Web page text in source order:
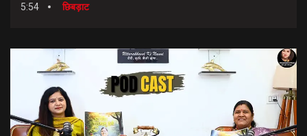
5:54 छिबड़ाट